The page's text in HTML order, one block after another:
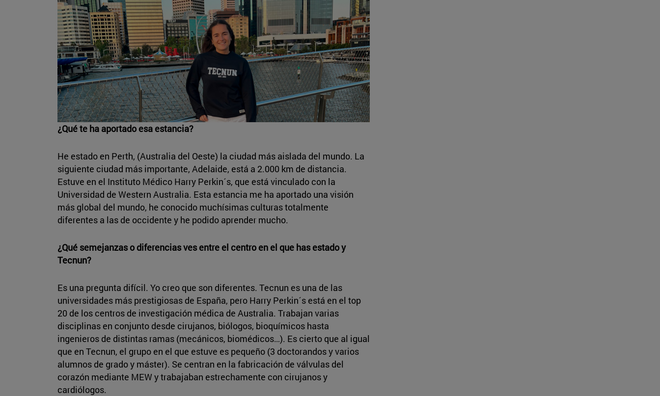
¿Qué te ha aportado esa estancia?
He estado en Perth, (Australia del Oeste) la ciudad más aislada del mundo. La
siguiente ciudad más importante, Adelaide, está a 2.000 km de distancia.
Estuve en el Instituto Médico Harry Perkin´s, que está vinculado con la
Universidad de Western Australia. Esta estancia me ha aportado una visión
más global del mundo, he conocido muchísimas culturas totalmente
diferentes a las de occidente y he podido aprender mucho.
¿Qué semejanzas o diferencias ves entre el centro en el que has estado y
Tecnun?
Es una pregunta difícil. Yo creo que son diferentes. Tecnun es una de las
universidades más prestigiosas de España, pero Harry Perkin´s está en el top
20 de los centros de investigación médica de Australia. Trabajan varias
disciplinas en conjunto desde cirujanos, biólogos, bioquímicos hasta
ingenieros de distintas ramas (mecánicos, biomédicos…). Es cierto que al igual
que en Tecnun, el grupo en el que estuve es pequeño (3 doctorandos y varios
alumnos de grado y máster). Se centran en la fabricación de válvulas del
corazón mediante MEW y trabajaban estrechamente con cirujanos y
cardiólogos.